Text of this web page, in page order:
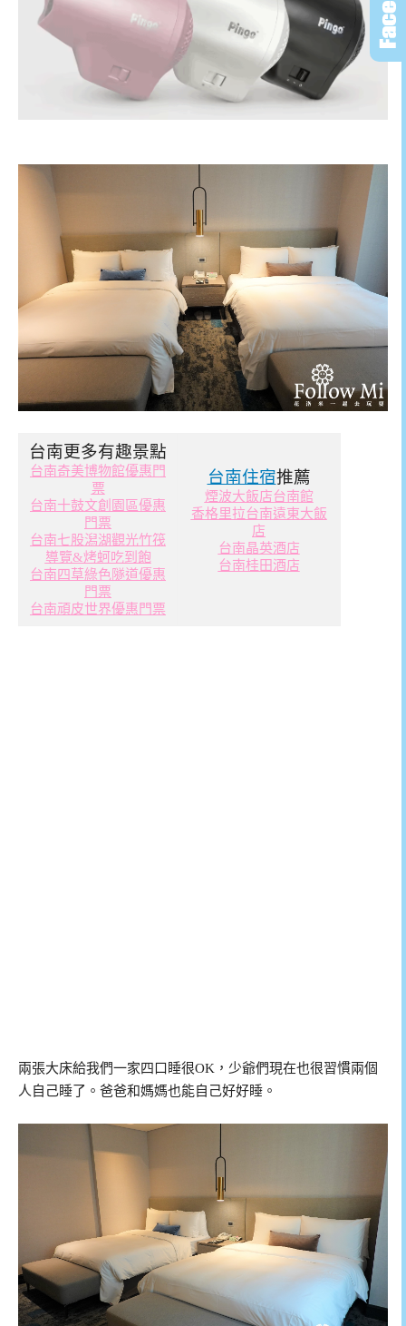
台南更多有趣景點
台南奇美博物館優惠門
票
台南十鼓文創園區優惠
門票
台南七股潟湖觀光竹筏
導覽&烤蚵吃到飽
台南四草綠色隧道優惠
門票
台南頑皮世界優惠門票
台南住宿推薦
煙波大飯店台南館
香格里拉台南遠東大飯
店
台南晶英酒店
台南桂田酒店
兩張大床給我們一家四口睡很OK，少爺們現在也很習慣兩個
人自己睡了。爸爸和媽媽也能自己好好睡。